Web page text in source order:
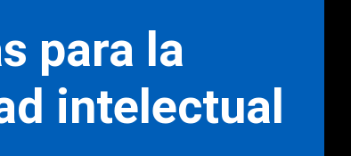
para la
intelectual